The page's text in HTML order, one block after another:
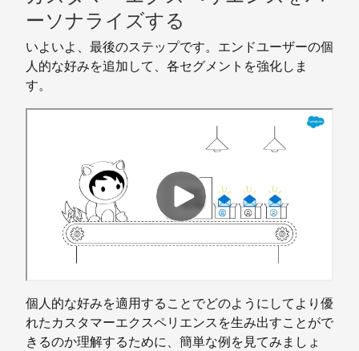
ーソナライズする
いよいよ、最後のステップです。エンドユーザーの個
人的な好みを追加して、各セグメントを強化しま
す。
個人的な好みを適用することでどのようにしてより優
れたカスタマーエクスペリエンスを生み出すことがで
きるのか理解するために、簡単な例を見てみましょ